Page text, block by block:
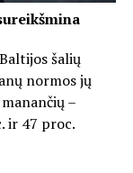
šalių
normos jų
–
ir 47 proc.